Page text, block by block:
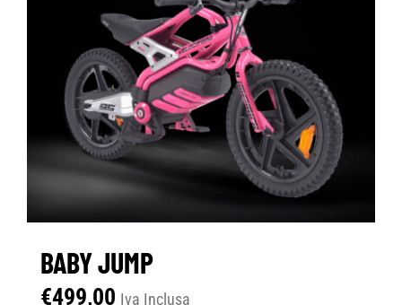
BABY JUMP
€499,00 Iva Inclusa